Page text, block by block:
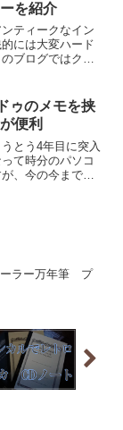
を紹介
ティークなイン
には大変ハード
ブログではクラ
まないものです。
小物...
ゥのメモを挟
便利
とう4年目に突入
て時分のパソコ
、今の今までマ
ーラー万年筆 プ